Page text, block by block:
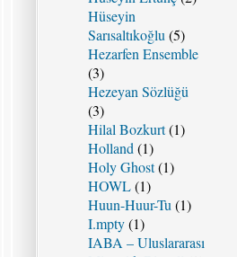
Hüseyin
Sarısaltıkoğlu (5)
Hezarfen Ensemble
(3)
Hezeyan Sözlüğü
(3)
Hilal Bozkurt(1)
Holland (1)
Holy Ghost(1)
HOWL(1)
Huun-Huur-Tu (1)
I.mpty(1)
IABA – Uluslararası